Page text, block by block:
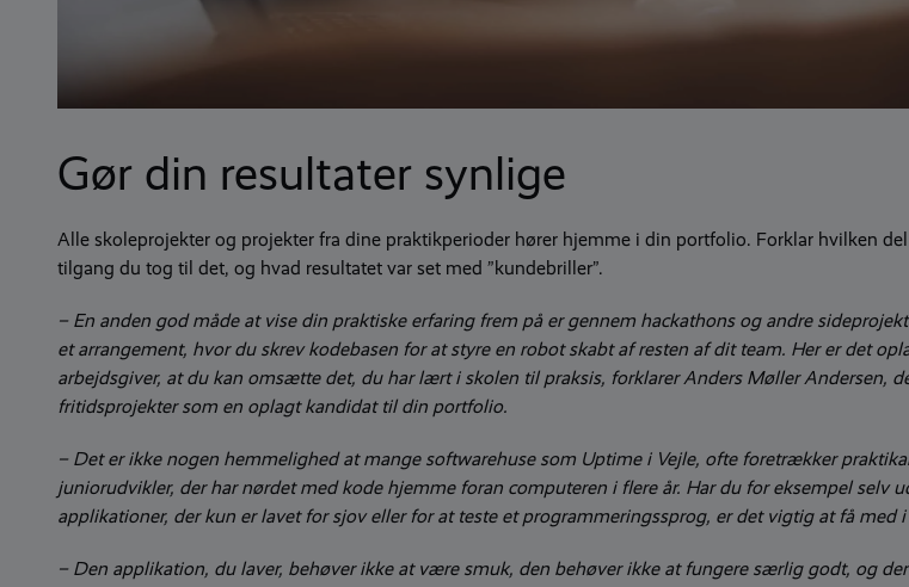
Gør din resultater synlige
Alle skoleprojekter og projekter fra dine praktikperioder hører hjemme i din portfolio. Forklar hvilken
tilgang du tog til det, og hvad resultatet var set med ”kundebriller”.
– En anden god måde at vise din praktiske erfaring frem på er gennem hackathons og andre
et arrangement, hvor du skrev kodebasen for at styre en robot skabt af resten af ​​dit team. Her er det
arbejdsgiver, at du kan omsætte det, du har lært i skolen til praksis, forklarer Anders Møller Andersen,
fritidsprojekter som en oplagt kandidat til din portfolio.
– Det er ikke nogen hemmelighed at mange softwarehuse som Uptime i Vejle, ofte foretrækker
juniorudvikler, der har nørdet med kode hjemme foran computeren i flere år. Har du for eksempel selv
applikationer, der kun er lavet for sjov eller for at teste et programmeringssprog, er det vigtig at få med
– Den applikation, du laver, behøver ikke at være smuk, den behøver ikke at fungere særlig godt, og